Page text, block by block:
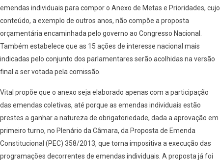
emendas individuais para compor o Anexo de Metas e Prioridades, cujo
conteúdo, a exemplo de outros anos, não compõe a proposta
orçamentária encaminhada pelo governo ao Congresso Nacional.
Também estabelece que as 15 ações de interesse nacional mais
indicadas pelo conjunto dos parlamentares serão acolhidas na versão
final a ser votada pela comissão.
Vital propõe que o anexo seja elaborado apenas com a participação
das emendas coletivas, até porque as emendas individuais estão
prestes a ganhar a natureza de obrigatoriedade, dada a aprovação em
primeiro turno, no Plenário da Câmara, da Proposta de Emenda
Constitucional (PEC) 358/2013, que torna impositiva a execução das
programações decorrentes de emendas individuais. A proposta já foi